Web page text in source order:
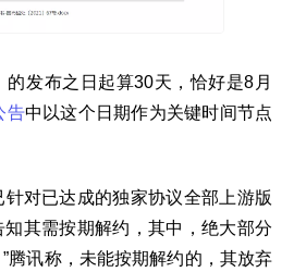
的发布之日起算30天，恰好是8月
告中以这个日期作为关键时间节点
针对已达成的独家协议全部上游版
其需按期解约，其中，绝大部分
腾讯称，未能按期解约的，其放弃